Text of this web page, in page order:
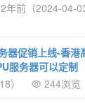
2年前（2024-04-03
器促销上线-香港
服务器可以定制
）
244浏览